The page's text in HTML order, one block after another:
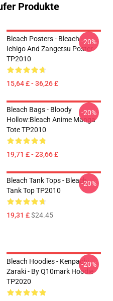
Produkte
Bleach Posters - Bleach -
Ichigo And Zangetsu Poster
TP2010
15,64 £ - 36,26 £
-20%
Bleach Bags - Bloody
Hollow:Bleach Anime Manga
Tote TP2010
19,71 £ - 23,66 £
-20%
Bleach Tank Tops - Bleach
Tank Top TP2010
19,31 £$24.45
-20%
Bleach Hoodies - Kenpachi
Zaraki - By Q10mark Hoodie
TP2020
-20%